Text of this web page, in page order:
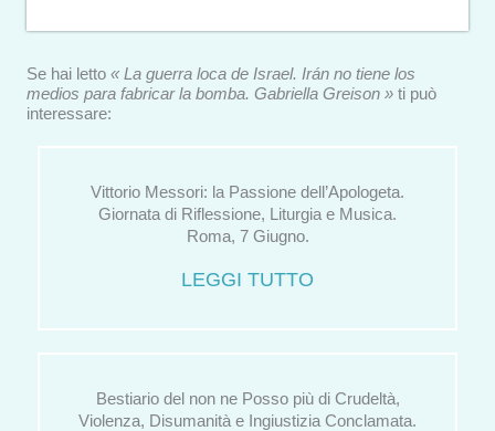
Se hai letto « La guerra loca de Israel. Irán no tiene los
medios para fabricar la bomba. Gabriella Greison » ti può
interessare:
Vittorio Messori: la Passione dell’Apologeta.
Giornata di Riflessione, Liturgia e Musica.
Roma, 7 Giugno.
LEGGI TUTTO
Bestiario del non ne Posso più di Crudeltà,
Violenza, Disumanità e Ingiustizia Conclamata.